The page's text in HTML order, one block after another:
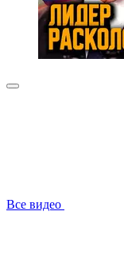
Все видео